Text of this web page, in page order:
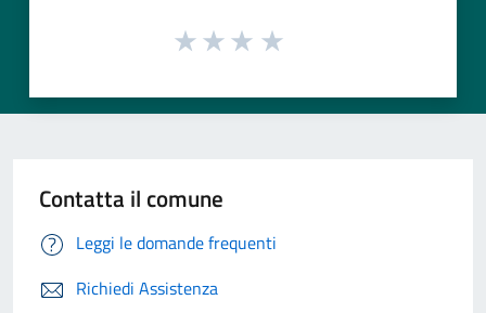
Contatta il comune
Leggi le domande frequenti
Richiedi Assistenza